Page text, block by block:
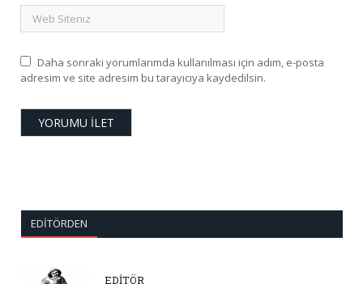
Daha sonraki yorumlarımda kullanılması için adım, e-posta
adresim ve site adresim bu tarayıcıya kaydedilsin.
EDITÖRDEN
EDİTÖR